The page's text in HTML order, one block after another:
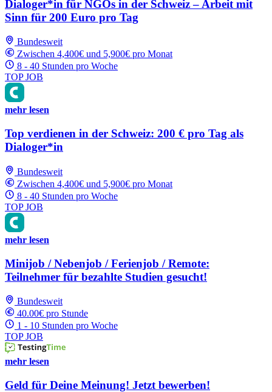
Dialoger*in für NGOs in der Schweiz – Arbeit mit
Sinn für 200 Euro pro Tag
Bundesweit
Zwischen 4,400€ und 5,900€ pro Monat
8 - 40 Stunden pro Woche
TOP JOB
mehr lesen
Top verdienen in der Schweiz: 200 € pro Tag als
Dialoger*in
Bundesweit
Zwischen 4,400€ und 5,900€ pro Monat
8 - 40 Stunden pro Woche
TOP JOB
mehr lesen
Minijob / Nebenjob / Ferienjob / Remote:
Teilnehmer für bezahlte Studien gesucht!
Bundesweit
40.00€ pro Stunde
1 - 10 Stunden pro Woche
TOP JOB
mehr lesen
Geld für Deine Meinung! Jetzt bewerben!